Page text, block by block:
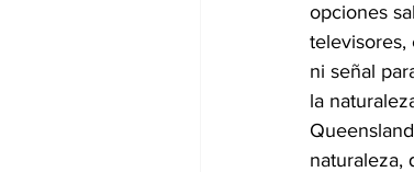
opciones
televisores,
ni señal
la
naturaleza,